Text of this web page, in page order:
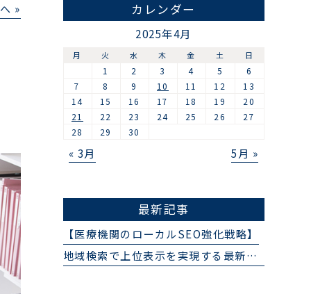
» カレンダー
2025年4月
月 火 水 木 金 土 日
1 2 3 4 5
6
7
8 9 10 11 12
13
14
15 16 17 18 19
20
21
22 23 24 25 26
27
28
29 30
« 3月 5月 »
最新記事
【医療機関のローカルSEO強化戦略】
地域検索で上位表示を実現する最新SEO手法